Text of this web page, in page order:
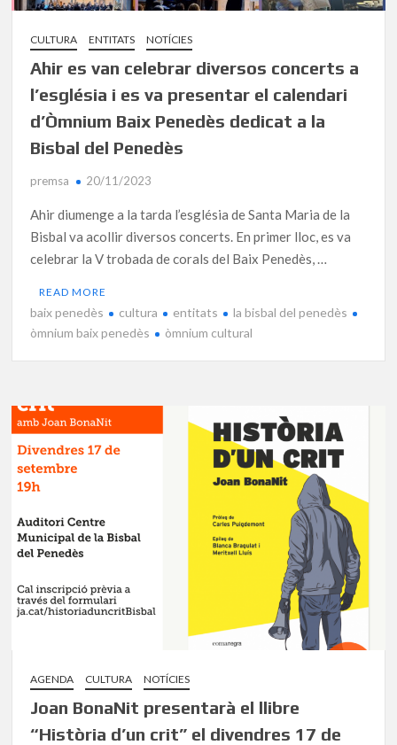
CULTURA ENTITATS NOTÍCIES
Ahir es van celebrar diversos concerts a
l’església i es va presentar el calendari
d’Òmnium Baix Penedès dedicat a la
Bisbal del Penedès
premsa 20/11/2023
Ahir diumenge a la tarda l’església de Santa Maria de la
Bisbal va acollir diversos concerts. En primer lloc, es va
celebrar la V trobada de corals del Baix Penedès, …
READ MORE
baix penedès cultura entitats
la bisbal del penedès
òmnium baix penedès
òmnium cultural
AGENDA CULTURA NOTÍCIES
Joan BonaNit presentarà el llibre
“Història d’un crit” el divendres 17 de